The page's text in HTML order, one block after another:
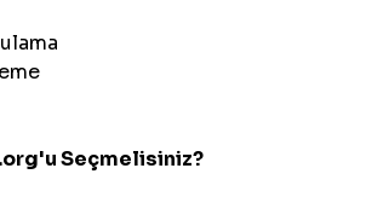
Seçmelisiniz?